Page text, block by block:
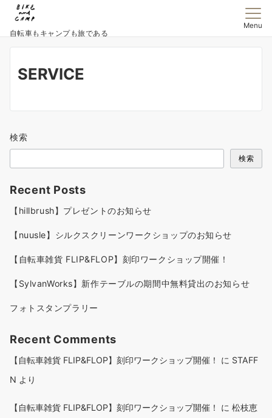
自転車もキャンプも旅である
Menu
SERVICE
検索
検索
Recent Posts
【hillbrush】プレゼントのお知らせ
【nuusle】シルクスクリーンワークショップのお知らせ
【自転車雑貨 FLIP&FLOP】刻印ワークショップ開催！
【SylvanWorks】新作テーブルの期間中無料貸出のお知らせ
フォトスタンプラリー
Recent Comments
【自転車雑貨 FLIP&FLOP】刻印ワークショップ開催！ に STAFF
N より
【自転車雑貨 FLIP&FLOP】刻印ワークショップ開催！ に 松枝恵